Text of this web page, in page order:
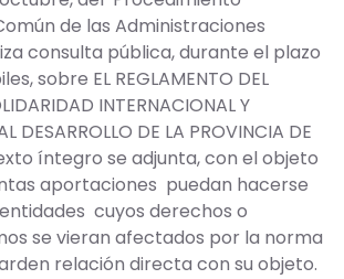
de las Administraciones
consulta pública, durante el plazo
sobre EL REGLAMENTO DEL
INTERNACIONAL Y
DESARROLLO DE LA PROVINCIA DE
íntegro se adjunta, con el objeto
aportaciones puedan hacerse
cuyos derechos o
se vieran afectados por la norma
relación directa con su objeto.